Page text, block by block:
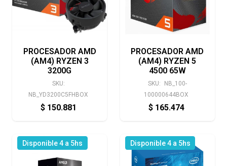
PROCESADOR AMD
(AM4) RYZEN 3
3200G
SKU:
NB_YD3200C5FHBOX
$ 150.881
PROCESADOR AMD
(AM4) RYZEN 5
4500 65W
SKU:
NB_100-
100000644BOX
$ 165.474
Disponible 4 a 5hs Disponible 4 a 5hs